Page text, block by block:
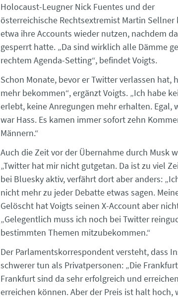
Holocaust-Leugner Nick Fuentes und der
österreichische Rechtsextremist Martin Sellner
etwa ihre Accounts wieder nutzen, nachdem
gesperrt hatte. „Da sind wirklich alle Dämme
rechtem Agenda-Setting“, befindet Voigts.
Schon Monate, bevor er Twitter verlassen hat,
mehr bekommen“, ergänzt Voigts. „Ich habe
erlebt, keine Anregungen mehr erhalten. Egal,
war Hass. Es kamen immer sofort zehn
Männern.“
Auch die Zeit vor der Übernahme durch Musk
„Twitter hat mir nicht gutgetan. Da ist zu viel
bei Bluesky aktiv, verfährt dort aber anders:
nicht mehr zu jeder Debatte etwas sagen.
Gelöscht hat Voigts seinen X-Account aber
„Gelegentlich muss ich noch bei Twitter
bestimmten Themen mitzubekommen.“
Der Parlamentskorrespondent versteht, dass
schwerer tun als Privatpersonen: „Die
Frankfurt sind da sehr erfolgreich und
erreichen können. Aber der Preis ist halt